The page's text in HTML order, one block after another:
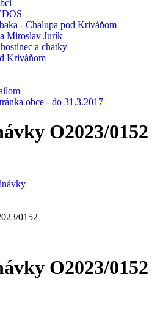
- Chalupa pod Kriváňom
Miroslav Jurík
a chatky
Kriváňom
obce - do 31.3.2017
O2023/0152
0152
O2023/0152